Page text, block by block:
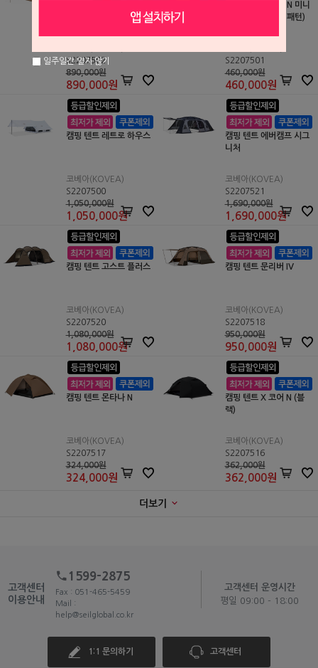
로 하우스 (모자이크 패
S2207502
890,000원
890,000원
캠핑 텐트 BTS-ON 미니
하우스 (모자이크 패턴)
S2207501
460,000원
460,000원
캠핑 텐트 레트로 하우스
코베아(KOVEA)
S2207500
1,050,000원
1,050,000원
캠핑 텐트 에버캠프 시그
니처
코베아(KOVEA)
S2207521
1,690,000원
1,690,000원
캠핑 텐트 고스트 플러스
코베아(KOVEA)
S2207520
1,080,000원
1,080,000원
캠핑 텐트 문리버 IV
코베아(KOVEA)
S2207518
950,000원
950,000원
캠핑 텐트 몬타나 N
코베아(KOVEA)
S2207517
324,000원
324,000원
캠핑 텐트 X 코어 N (블
랙)
코베아(KOVEA)
S2207516
362,000원
362,000원
더보기
고객센터
이용안내
1599-2875
Fax : 051-465-5459
Mail :
help@seilglobal.co.kr
고객센터 운영시간
평일 09:00 - 18:00
1:1 문의하기 고객센터
일주일간 열지 않기